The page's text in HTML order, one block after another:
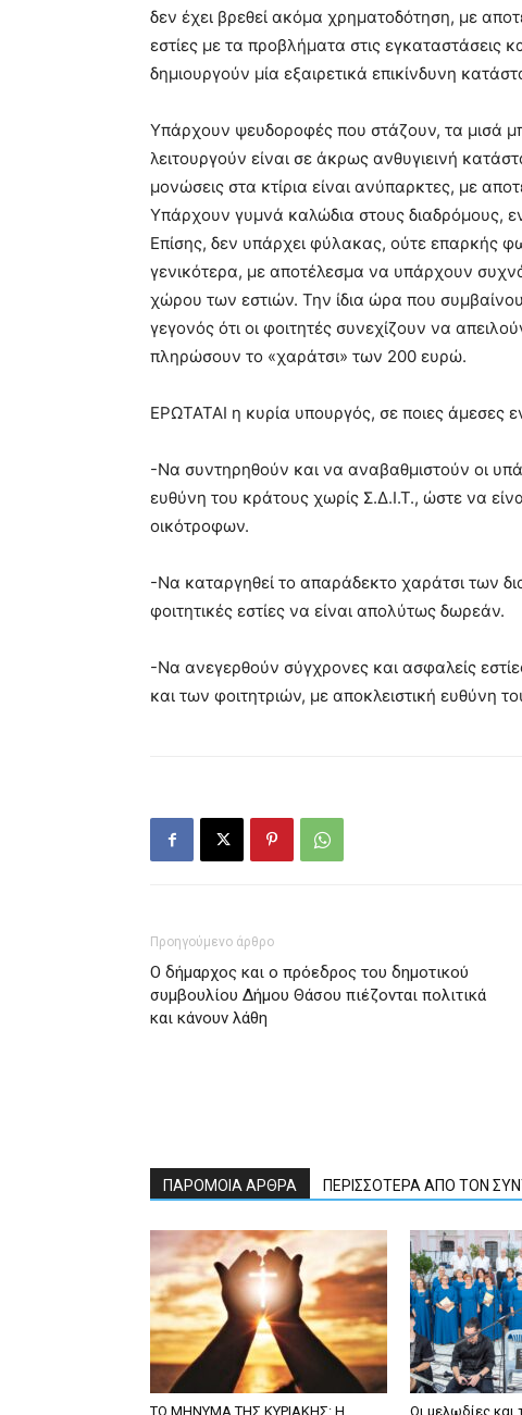
δεν έχει βρεθεί ακόμα χρηματοδότηση, με
εστίες με τα προβλήματα στις εγκαταστάσεις
δημιουργούν μία εξαιρετικά επικίνδυνη
Υπάρχουν ψευδοροφές που στάζουν, τα μισά
λειτουργούν είναι σε άκρως ανθυγιεινή
μονώσεις στα κτίρια είναι ανύπαρκτες, με
Υπάρχουν γυμνά καλώδια στους διαδρόμους,
Επίσης, δεν υπάρχει φύλακας, ούτε επαρκής
γενικότερα, με αποτέλεσμα να υπάρχουν
χώρου των εστιών. Την ίδια ώρα που
γεγονός ότι οι φοιτητές συνεχίζουν να
πληρώσουν το «χαράτσι» των 200 ευρώ.
ΕΡΩΤΑΤΑΙ η κυρία υπουργός, σε ποιες άμεσες
-Να συντηρηθούν και να αναβαθμιστούν οι
ευθύνη του κράτους χωρίς Σ.Δ.Ι.Τ., ώστε να
οικότροφων.
-Να καταργηθεί το απαράδεκτο χαράτσι των
φοιτητικές εστίες να είναι απολύτως δωρεάν.
-Να ανεγερθούν σύγχρονες και ασφαλείς
και των φοιτητριών, με αποκλειστική ευθύνη
Προηγούμενο άρθρο
Ο δήμαρχος και ο πρόεδρος του δημοτικού
συμβουλίου Δήμου Θάσου πιέζονται πολιτικά
και κάνουν λάθη
ΠΑΡΟΜΟΙΑ ΑΡΘΡΑ ΠΕΡΙΣΣΟΤΕΡΑ ΑΠΟ ΤΟΝ
ΤΟ ΜΗΝΥΜΑ ΤΗΣ ΚΥΡΙΑΚΗΣ: Η Οι μελωδίες και